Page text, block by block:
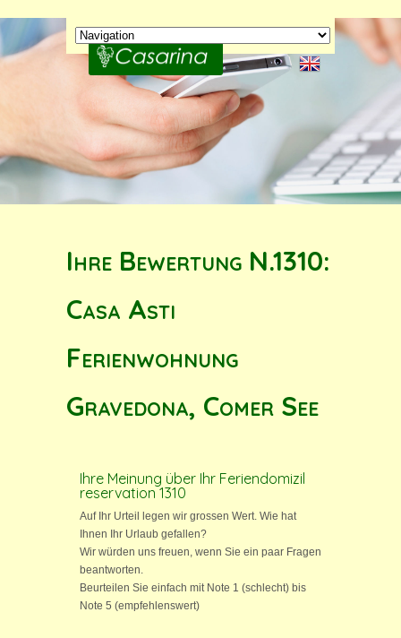
Ihre Bewertung N.1310:
Casa Asti
Ferienwohnung
Gravedona, Comer See
Ihre Meinung über Ihr Feriendomizil
reservation 1310
Auf Ihr Urteil legen wir grossen Wert. Wie hat
Ihnen Ihr Urlaub gefallen?
Wir würden uns freuen, wenn Sie ein paar Fragen
beantworten.
Beurteilen Sie einfach mit Note 1 (schlecht) bis
Note 5 (empfehlenswert)